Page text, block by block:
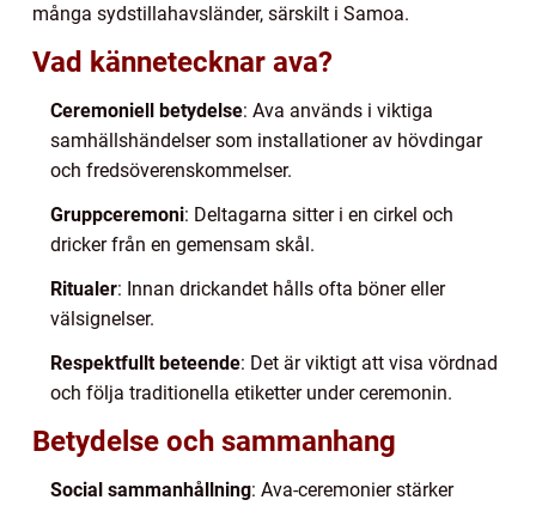
många sydstillahavsländer, särskilt i Samoa.
Vad kännetecknar ava?
Ceremoniell betydelse: Ava används i viktiga
samhällshändelser som installationer av hövdingar
och fredsöverenskommelser.
Gruppceremoni: Deltagarna sitter i en cirkel och
dricker från en gemensam skål.
Ritualer: Innan drickandet hålls ofta böner eller
välsignelser.
Respektfullt beteende: Det är viktigt att visa vördnad
och följa traditionella etiketter under ceremonin.
Betydelse och sammanhang
Social sammanhållning: Ava-ceremonier stärker